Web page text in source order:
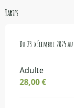
Tarifs
Du 23 décembre 2025au
Du 23 décembre 2025au
Adulte
28,00 €